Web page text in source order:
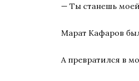
— Ты станешь
Марат Кафаров
А превратился в